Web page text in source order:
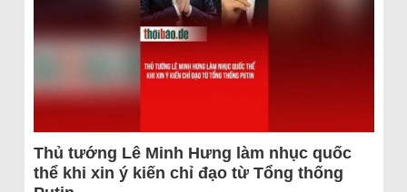
Thủ tướng Lê Minh Hưng làm nhục quốc
thể khi xin ý kiến chỉ đạo từ Tổng thống